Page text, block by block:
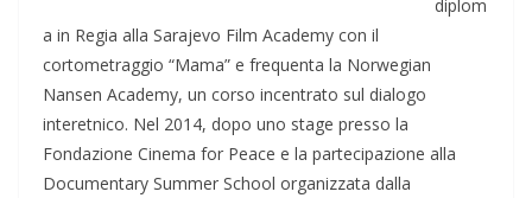
diplom
a in Regia alla Sarajevo Film Academy con il
cortometraggio “Mama” e frequenta la Norwegian
Nansen Academy, un corso incentrato sul dialogo
interetnico. Nel 2014, dopo uno stage presso la
Fondazione Cinema for Peace e la partecipazione alla
Documentary Summer School organizzata dalla